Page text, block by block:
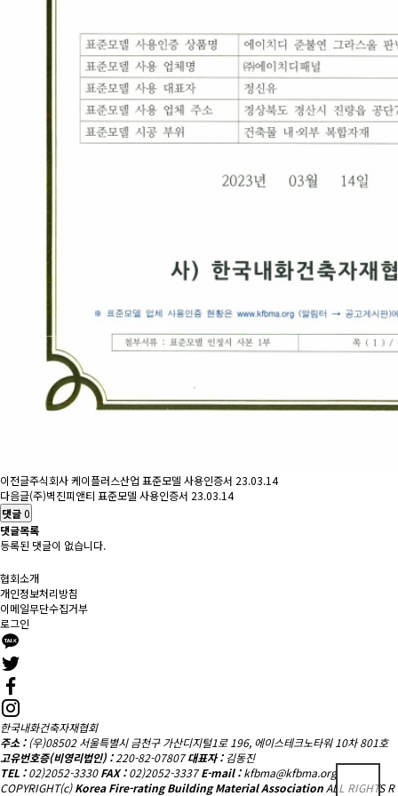
이전글주식회사 케이플러스산업 표준모델 사용인증서 23.03.14
다음글(주)벽진피앤티 표준모델 사용인증서 23.03.14
댓글0
댓글목록
등록된 댓글이 없습니다.
협회소개
개인정보처리방침
이메일무단수집거부
로그인
한국내화건축자재협회
주소 : (우)08502 서울특별시 금천구 가산디지털1로 196, 에이스테크노타워 10차 801호
고유번호증(비영리법인) :220-82-07807 대표자 : 김동진
TEL :02)2052-3330 FAX :02)2052-3337 E-mail :kfbma@kfbma.org
COPYRIGHT(c)Korea Fire-rating Building Material AssociationALL RIGHTS R